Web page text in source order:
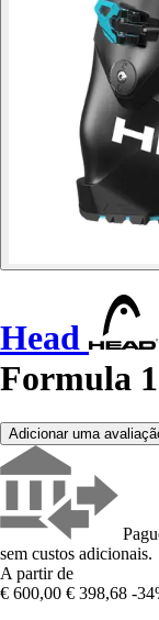
Head
Formula
Adicionar uma
sem custos adicionais.
A partir de
€ 600,00 € 398,68 -